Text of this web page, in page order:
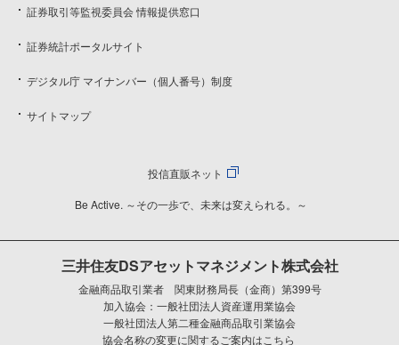
証券取引等監視委員会 情報提供窓口
証券統計ポータルサイト
デジタル庁 マイナンバー（個人番号）制度
サイトマップ
投信直販ネット
Be Active. ～その一歩で、未来は変えられる。～
三井住友DSアセットマネジメント株式会社
金融商品取引業者 関東財務局長（金商）第399号
加入協会：一般社団法人資産運用業協会
一般社団法人第二種金融商品取引業協会
協会名称の変更に関するご案内はこちら